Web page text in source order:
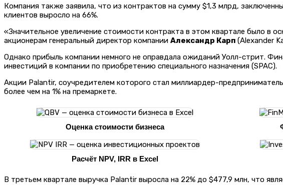
Компания также заявила, что из контрактов на сумму $1,3 млрд,
клиентов выросло на 66%.
«Значительное увеличение стоимости контракта в этом квартале было
акционерам генеральный директор компании Александр Карп (Alexander
Однако прибыль компании немного не оправдала ожиданий Уолл-стрит.
инвестиций в компании по приобретению специального назначения (SPAC).
Акции Palantir, соучредителем которого стал миллиардер-предприниматель
более чем на 1% на премаркете.
Оценка стоимости бизнеса
Расчёт NPV, IRR в Excel
В третьем квартале выручка Palantir выросла на 22% до $477,9 млн, что